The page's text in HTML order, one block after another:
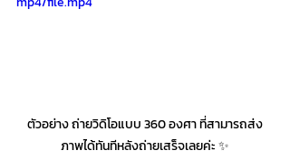
ตัวอย่าง ถ่ายวิดิโอแบบ 360 องศา ที่สามารถส่ง
ภาพได้ทันทีหลังถ่ายเสร็จเลยค่ะ ✨